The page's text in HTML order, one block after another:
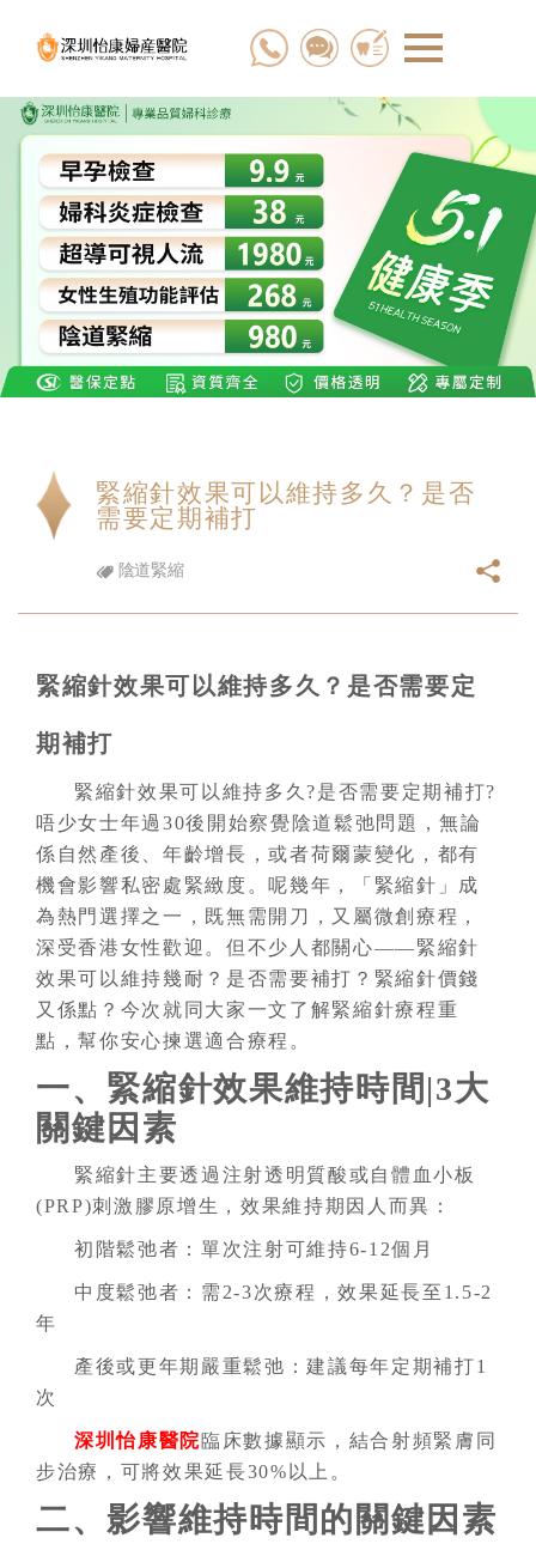
緊縮針效果可以維持多久？是否
需要定期補打
陰道緊縮
緊縮針效果可以維持多久？是否需要定
期補打
緊縮針效果可以維持多久?是否需要定期補打?
唔少女士年過30後開始察覺陰道鬆弛問題，無論
係自然產後、年齡增長，或者荷爾蒙變化，都有
機會影響私密處緊緻度。呢幾年，「緊縮針」成
為熱門選擇之一，既無需開刀，又屬微創療程，
深受香港女性歡迎。但不少人都關心——緊縮針
效果可以維持幾耐？是否需要補打？緊縮針價錢
又係點？今次就同大家一文了解緊縮針療程重
點，幫你安心揀選適合療程。
一、緊縮針效果維持時間|3大
關鍵因素
緊縮針主要透過注射透明質酸或自體血小板
(PRP)刺激膠原增生，效果維持期因人而異：
初階鬆弛者：單次注射可維持6-12個月
中度鬆弛者：需2-3次療程，效果延長至1.5-2
年
產後或更年期嚴重鬆弛：建議每年定期補打1
次
深圳怡康醫院臨床數據顯示，結合射頻緊膚同
步治療，可將效果延長30%以上。
二、影響維持時間的關鍵因素